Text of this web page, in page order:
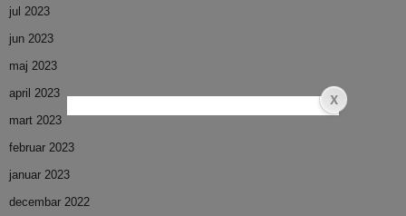
jul 2023
jun 2023
maj 2023
april 2023
mart 2023
februar 2023
januar 2023
decembar 2022